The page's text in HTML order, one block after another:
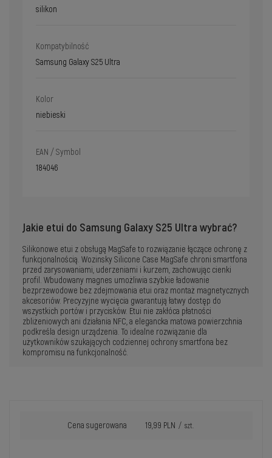
silikon
Kompatybilność
Samsung Galaxy S25 Ultra
Kolor
niebieski
EAN / Symbol
184046
Jakie etui do Samsung Galaxy S25 Ultra wybrać?
Silikonowe etui z obsługą MagSafe to rozwiązanie łączące ochronę z
funkcjonalnością. Wozinsky Silicone Case MagSafe chroni smartfona
przed zarysowaniami, uderzeniami i kurzem, zachowując cienki
profil. Wbudowany magnes umożliwia szybkie ładowanie
bezprzewodowe bez zdejmowania etui oraz montaż magnetycznych
akcesoriów. Precyzyjne wycięcia gwarantują łatwy dostęp do
wszystkich portów i przycisków. Etui nie zakłóca płatności
zbliżeniowych ani działania NFC, a elegancka matowa powierzchnia
podkreśla design urządzenia. To idealne rozwiązanie dla
użytkowników szukających codziennej ochrony smartfona bez
kompromisu na funkcjonalność.
Cena sugerowana 19,99 PLN / szt.